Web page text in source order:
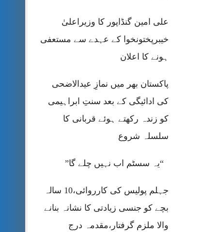
علی امین گنڈاپور کا وزیراعلیٰ
خیبرپختونخوا کے عہدے سے مستعفی
ہونے کا اعلان
پاکستان بھر میں نمازِ عیدالاضحی
کی ادائیگی کے بعد سنتِ ابراہیمی
کو زندہ رکھتے ہوئے قربانی کا
سلسلہ شروع
“یہ سسٹم اب نہیں چلے گا”
جہلم پولیس کی کارروائی،10 سالہ
بچے کو جنسی زیادتی کا نشانہ بنانے
والا ملزم گرفتار،مقدمہ درج